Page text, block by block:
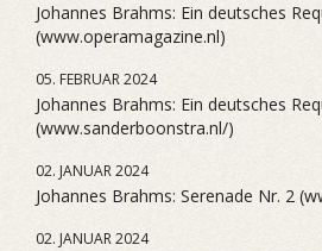
Johannes Brahms: Ein deutsches
(www.operamagazine.nl)
05. FEBRUAR 2024
Johannes Brahms: Ein deutsches
(www.sanderboonstra.nl/)
02. JANUAR 2024
Johannes Brahms: Serenade Nr. 2
02. JANUAR 2024